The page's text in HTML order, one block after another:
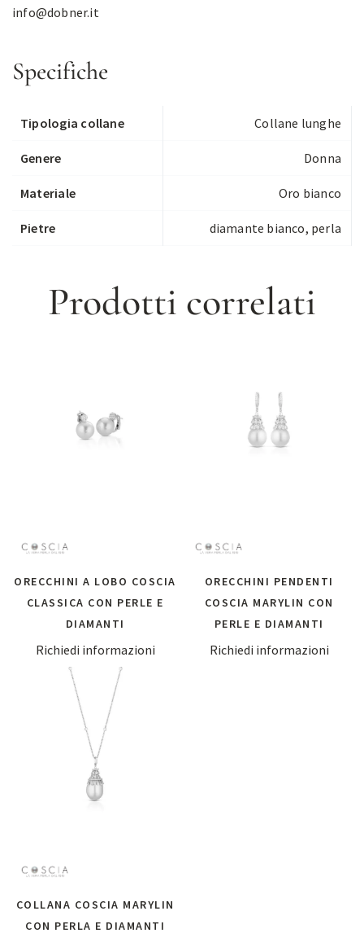
info@dobner.it
Specifiche
Tipologia collane Collane lunghe
Genere Donna
Materiale Oro bianco
Pietre diamante bianco, perla
Prodotti correlati
ORECCHINI A LOBO COSCIA
CLASSICA CON PERLE E
DIAMANTI
Richiedi informazioni
ORECCHINI PENDENTI
COSCIA MARYLIN CON
PERLE E DIAMANTI
Richiedi informazioni
COLLANA COSCIA MARYLIN
CON PERLA E DIAMANTI